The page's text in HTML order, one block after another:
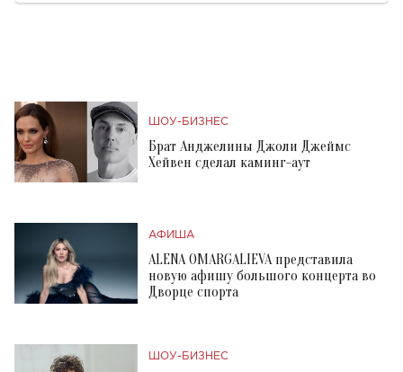
ШОУ-БИЗНЕС
Брат Анджелины Джоли Джеймс
Хейвен сделал каминг-аут
АФИША
ALENA OMARGALIEVA представила
новую афишу большого концерта во
Дворце спорта
ШОУ-БИЗНЕС